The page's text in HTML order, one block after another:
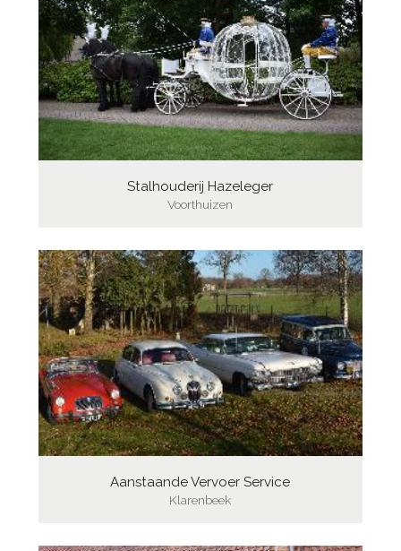
Stalhouderij Hazeleger
Voorthuizen
Aanstaande Vervoer Service
Klarenbeek